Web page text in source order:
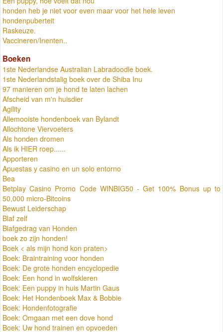
honden heb je niet voor even maar voor het hele leven
hondenpuberteit
Raskeuze.
Vaccineren/Inenten..
Boeken
1ste Nederlandse Australian Labradoodle boek.
1ste Nederlandstalig boek over de Shiba Inu
97 manieren om je hond te laten lachen
Afscheid van m'n huisdier
Agility
Allemooiste hondenboek van Bylandt
Allochtone Viervoeters
Als honden dromen
Als ik HIER roep......
Apporteren
Apuestas y casino en un solo entorno
Bea
Betplay Casino Promo Code WINBIG50 - Get 100% Bonus up to
50,000 micro-Bitcoins
Bewust Leiderschap
Blaf zelf
Blafgedrag van Honden
boek zo zijn honden!
Boek < als mijn hond kon praten>
Boek: Braintraining voor honden
Boek: De grote honden encyclopedie
Boek: Een hond in wolfskleren
Boek: Een puppy in huis Martin Gaus
Boek: Het Hondenboek Max & Bobbie
Boek: Hondenfotografie
Boek: Omgaan met een dove hond
Boek: Uw hond trainen en opvoeden